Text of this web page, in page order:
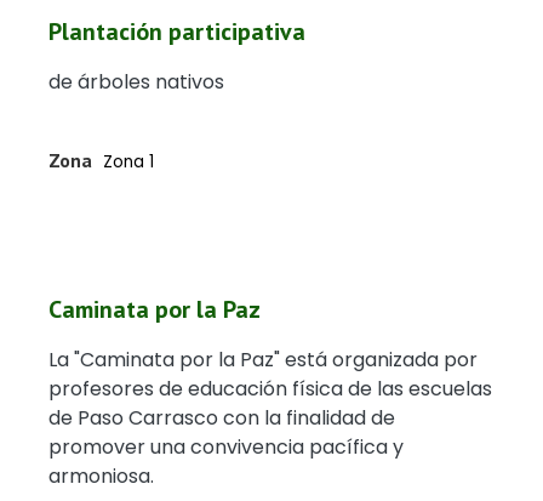
Plantación participativa
de árboles nativos
Zona Zona 1
Caminata por la Paz
La "Caminata por la Paz" está organizada por
profesores de educación física de las escuelas
de Paso Carrasco con la finalidad de
promover una convivencia pacífica y
armoniosa.